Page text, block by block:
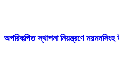
অপরিকল্পিত স্থাপনা নিয়ন্ত্রণে